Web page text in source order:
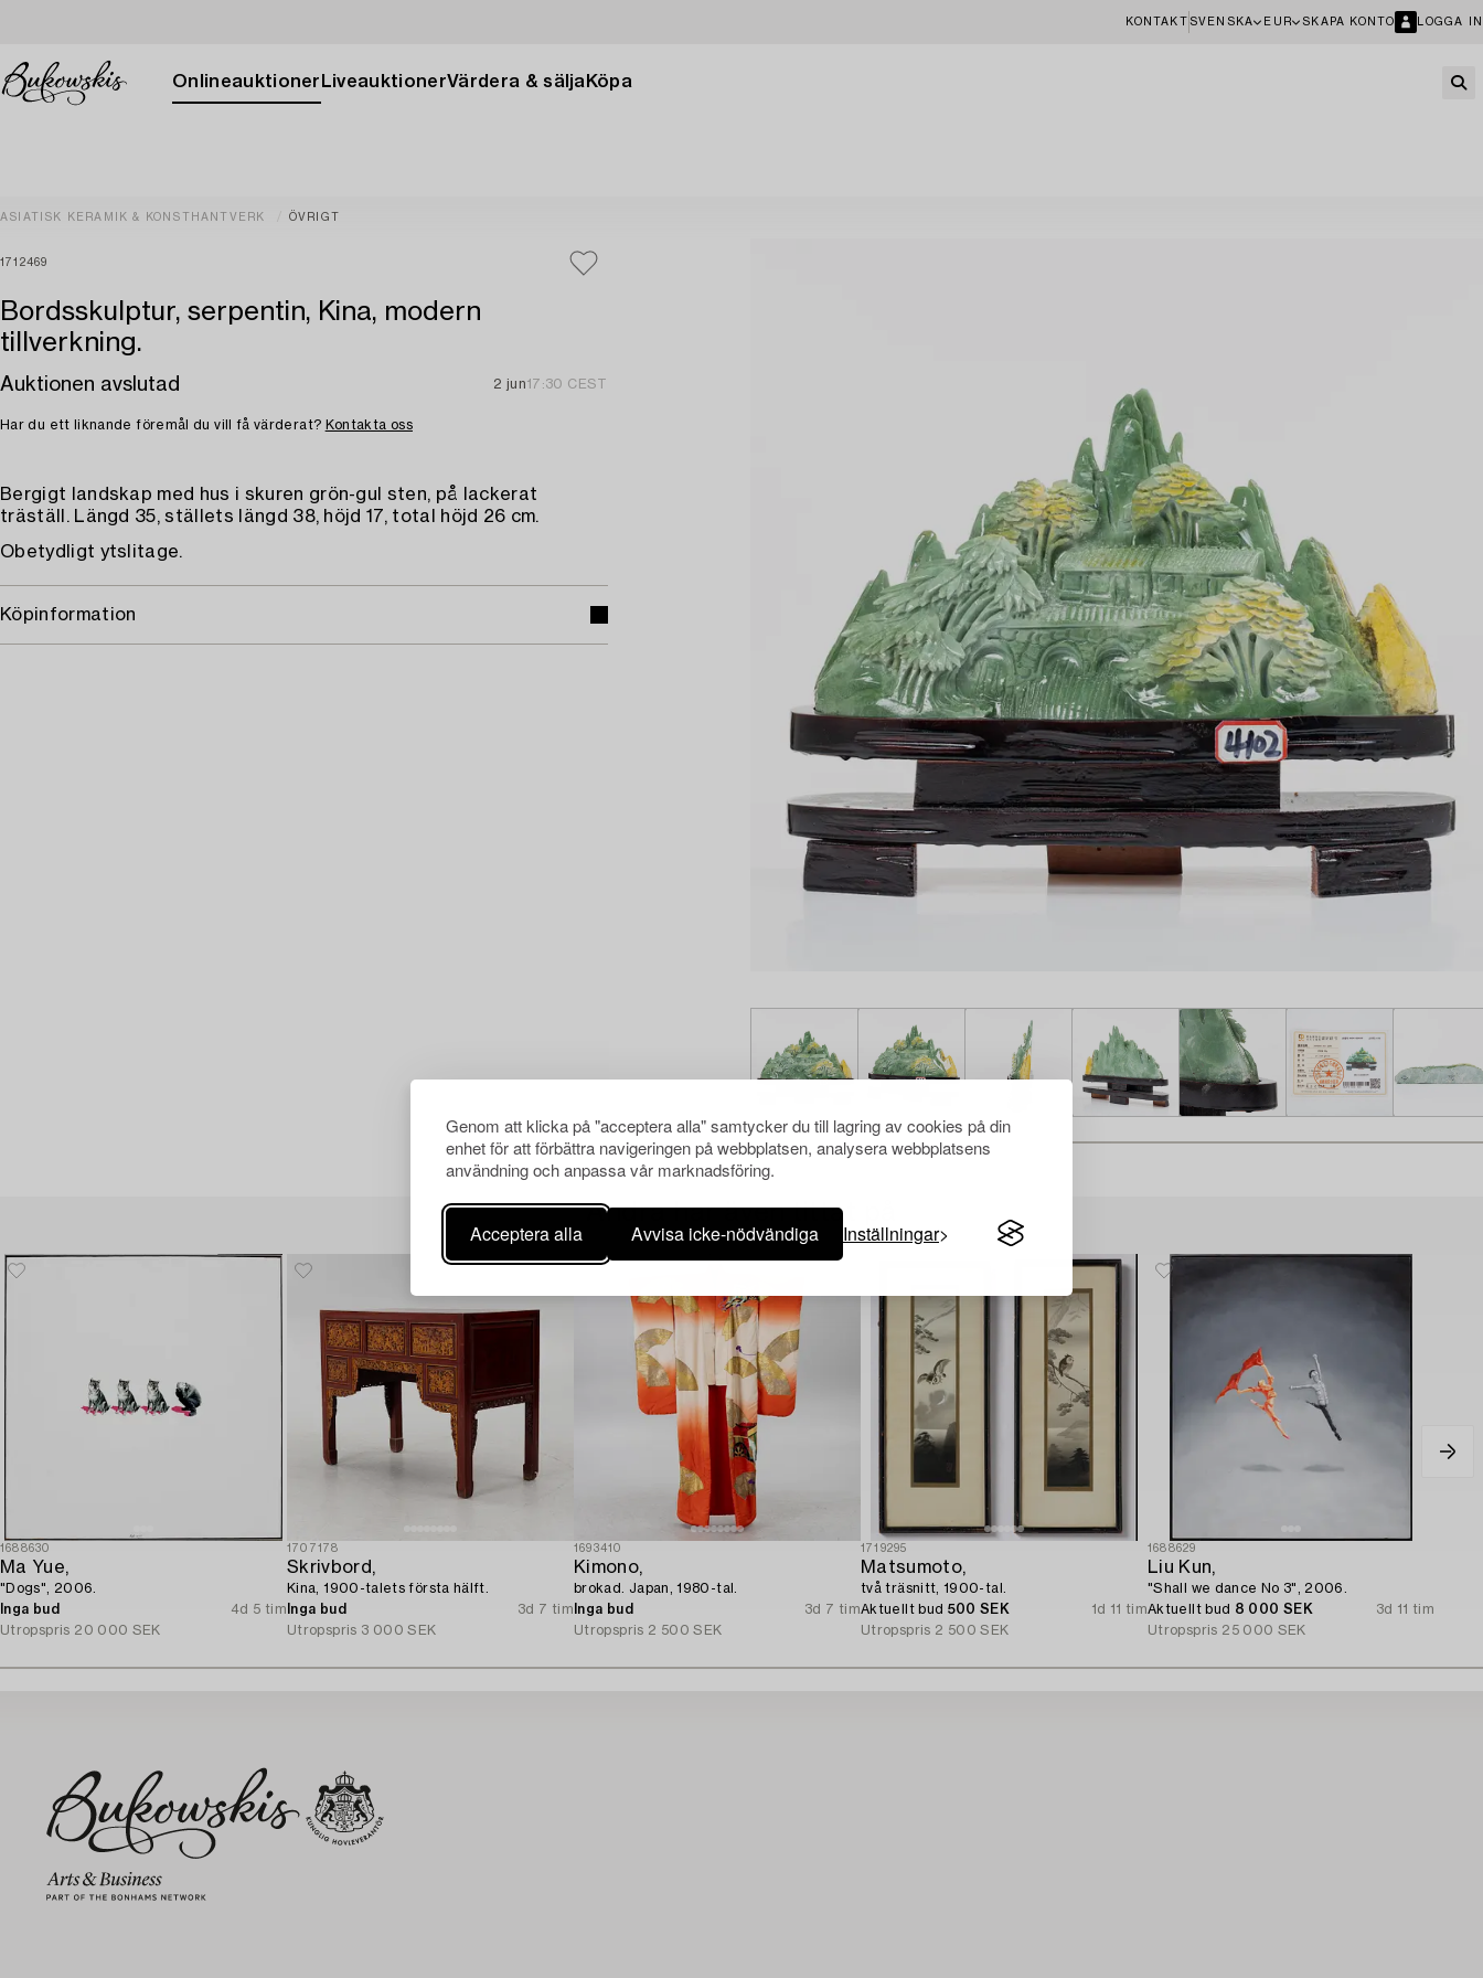
Genom att klicka på "acceptera alla" samtycker du till lagring av cookies på din
enhet för att förbättra navigeringen på webbplatsen, analysera webbplatsens
användning och anpassa vår marknadsföring.
Acceptera alla Avvisa icke-nödvändiga Inställningar
KONTAKT SVENSKA EUR SKAPA KONTO LOGGA IN
Onlineauktioner LiveauktionerVärdera & sälja Köpa
ASIATISK KERAMIK & KONSTHANTVERK ÖVRIGT
1712469
Bordsskulptur, serpentin, Kina, modern
tillverkning.
Auktionen avslutad 2 jun17:30 CEST
Har du ett liknande föremål du vill få värderat? Kontakta oss
Bergigt landskap med hus i skuren grön-gul sten, på lackerat
träställ. Längd 35, ställets längd 38, höjd 17, total höjd 26 cm.
Obetydligt ytslitage.
Köpinformation
Andra har även tittat på
1688630
Ma Yue,
"Dogs", 2006.
Inga bud
4d 5 tim
Utropspris 20 000 SEK
1707178
Skrivbord,
Kina, 1900-talets första hälft.
Inga bud
3d 7 tim
Utropspris 3 000 SEK
1693410
Kimono,
brokad. Japan, 1980-tal.
Inga bud
3d 7 tim
Utropspris 2 500 SEK
1719295
Matsumoto,
två träsnitt, 1900-tal.
Aktuellt bud 500 SEK
1d 11 tim
Utropspris 2 500 SEK
1688629
Liu Kun,
"Shall we dance No 3", 2006.
Aktuellt bud 8 000 SEK
3d 11 tim
Utropspris 25 000 SEK